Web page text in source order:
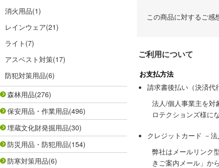
消火用品(1)
レインウェア(21)
ライト (7)
アスベスト対策(17)
防犯対策用品(6)
森林用品(276)
保安用品・作業用品(496)
埋蔵文化財発掘用品(30)
防災用品・防犯用品(154)
防寒対策用品(6)
この商品に対するご感
ご利用について
お支払方法
請求書後払い（決済代
法人/個人事業主を対
ロテクションズ様に
クレジットカード －
弊社はメールリンク
きご案内メール」か